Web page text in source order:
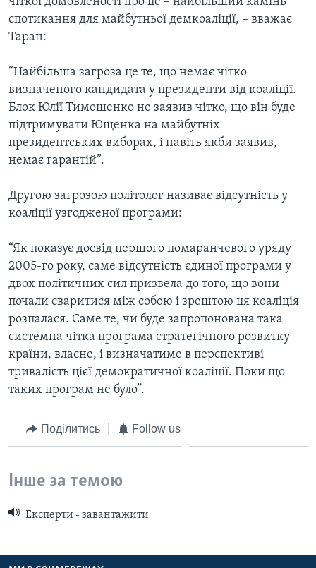
спотикання для майбутньої демкоаліції, – вважає
Таран:
“Найбільша загроза це те, що немає чітко
визначеного кандидата у президенти від коаліції.
Блок Юлії Тимошенко не заявив чітко, що він буде
підтримувати Ющенка на майбутніх
президентських виборах, і навіть якби заявив,
немає гарантій”.
Другою загрозою політолог називає відсутність у
коаліції узгодженої програми:
“Як показує досвід першого помаранчевого уряду
2005-го року, саме відсутність єдиної програми у
двох політичних сил призвела до того, що вони
почали сваритися між собою і зрештою ця коаліція
розпалася. Саме те, чи буде запропонована така
системна чітка програма стратегічного розвитку
країни, власне, і визначатиме в перспективі
тривалість цієї демократичної коаліції. Поки що
таких програм не було”.
Поділитись Follow us
Інше за темою
Експерти - завантажити